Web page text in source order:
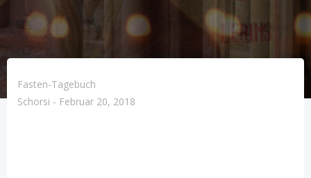
Fasten-Tagebuch
Schorsi - Februar 20, 2018